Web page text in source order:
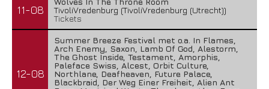
11-08
TivoliVredenburg (TivoliVredenburg (Utrecht))
Tickets
12-08
Summer Breeze Festival met o.a. In Flames,
Arch Enemy, Saxon, Lamb Of God, Alestorm,
The Ghost Inside, Testament, Amorphis,
Paleface Swiss, Alcest, Orbit Culture,
Northlane, Deafheaven, Future Palace,
Blackbraid, Der Weg Einer Freiheit, Alien Ant